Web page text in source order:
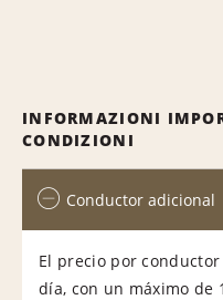
INFORMAZIONI
CONDIZIONI
Conductor adicional
El precio por conductor
día, con un máximo de